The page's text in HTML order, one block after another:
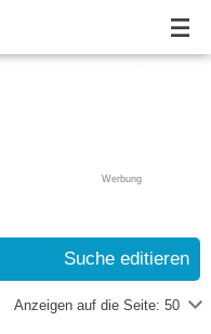
Werbung
Suche editieren
Anzeigen auf die Seite: 50